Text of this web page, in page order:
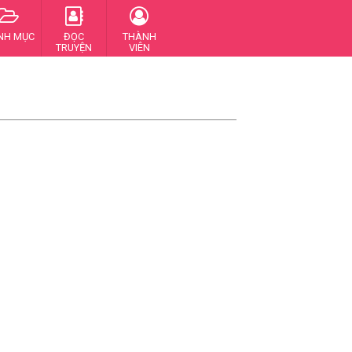
MỤC
ĐỌC
TRUYỆN
THÀNH
VIÊN